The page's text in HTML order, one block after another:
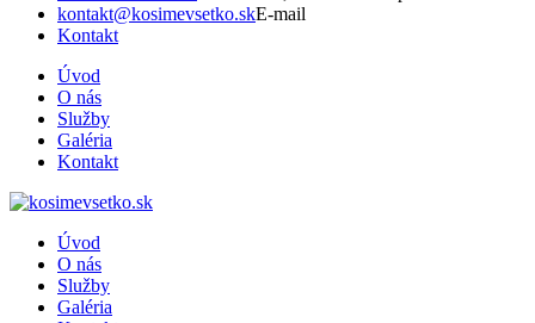
kontakt@kosimevsetko.skE-mail
Kontakt
Úvod
O nás
Služby
Galéria
Kontakt
Úvod
O nás
Služby
Galéria